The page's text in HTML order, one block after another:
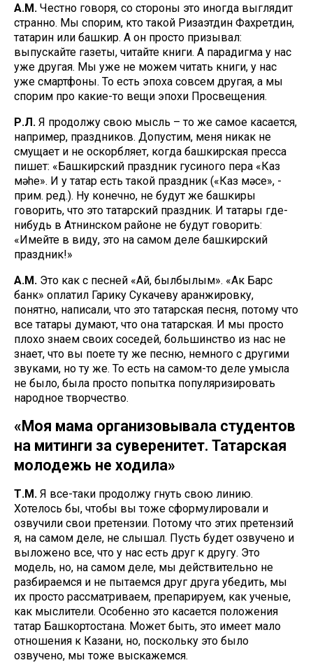
А.М. Честно говоря, со стороны это иногда выглядит
странно. Мы спорим, кто такой Ризаэтдин Фахретдин,
татарин или башкир. А он просто призывал:
выпускайте газеты, читайте книги. А парадигма у нас
уже другая. Мы уже не можем читать книги, у нас
уже смартфоны. То есть эпоха совсем другая, а мы
спорим про какие-то вещи эпохи Просвещения.
Р.Л. Я продолжу свою мысль – то же самое касается,
например, праздников. Допустим, меня никак не
смущает и не оскорбляет, когда башкирская пресса
пишет: «Башкирский праздник гусиного пера «Каз
өмәhе». И у татар есть такой праздник («Каз өмәсе», -
прим. ред.). Ну конечно, не будут же башкиры
говорить, что это татарский праздник. И татары где-
нибудь в Атнинском районе не будут говорить:
«Имейте в виду, это на самом деле башкирский
праздник!»
А.М. Это как с песней «Ай, былбылым». «Ак Барс
банк» оплатил Гарику Сукачеву аранжировку,
понятно, написали, что это татарская песня, потому что
все татары думают, что она татарская. И мы просто
плохо знаем своих соседей, большинство из нас не
знает, что вы поете ту же песню, немного с другими
звуками, но ту же. То есть на самом-то деле умысла
не было, была просто попытка популяризировать
народное творчество.
«Моя мама организовывала студентов
на митинги за суверенитет. Татарская
молодежь не ходила»
Т.М. Я все-таки продолжу гнуть свою линию.
Хотелось бы, чтобы вы тоже сформулировали и
озвучили свои претензии. Потому что этих претензий
я, на самом деле, не слышал. Пусть будет озвучено и
выложено все, что у нас есть друг к другу. Это
модель, но, на самом деле, мы действительно не
разбираемся и не пытаемся друг друга убедить, мы
их просто рассматриваем, препарируем, как ученые,
как мыслители. Особенно это касается положения
татар Башкортостана. Может быть, это имеет мало
отношения к Казани, но, поскольку это было
озвучено, мы тоже выскажемся.